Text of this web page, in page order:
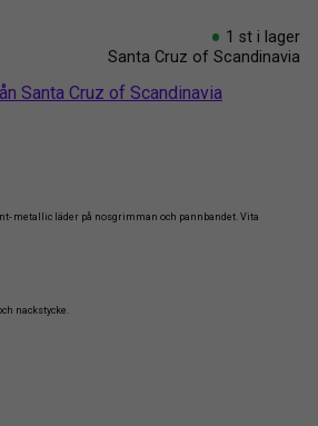
1 st i lager
Santa Cruz of Scandinavia
Santa Cruz of Scandinavia
metallic läder på nosgrimman och pannbandet. Vita
nackstycke.